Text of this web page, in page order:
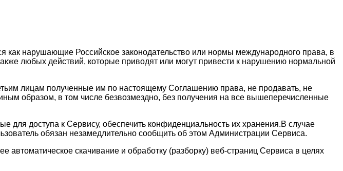
как нарушающие Российское законодательство или нормы международного права, в
любых действий, которые приводят или могут привести к нарушению нормальной
лицам полученные им по настоящему Соглашению права, не продавать, не
образом, в том числе безвозмездно, без получения на все вышеперечисленные
для доступа к Сервису, обеспечить конфиденциальность их хранения.В случае
обязан незамедлительно сообщить об этом Администрации Сервиса.
скачивание и обработку (разборку) веб-страниц Сервиса в целях